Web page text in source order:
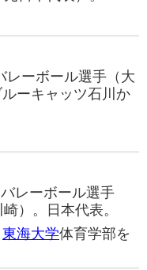
レーボール選手（大
ーキャッツ石川か
レーボール選手
）。日本代表。
東海大学体育学部を